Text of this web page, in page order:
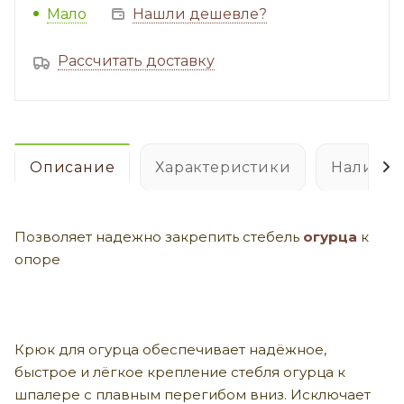
Мало Нашли дешевле?
Рассчитать доставку
Описание Характеристики
Позволяет надежно закрепить стебель огурца к
опоре
Крюк для огурца обеспечивает надёжное,
быстрое и лёгкое крепление стебля огурца к
шпалере с плавным перегибом вниз. Исключает